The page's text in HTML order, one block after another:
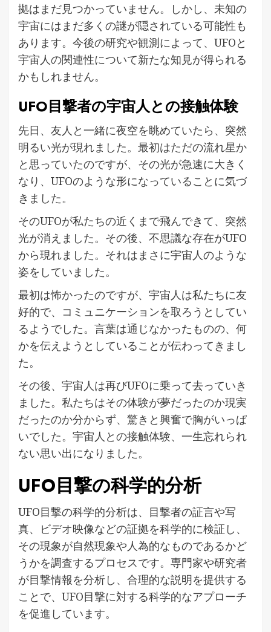
拠はまだ見つかっていません。しかし、未知の
宇宙にはまだ多くの謎が隠されている可能性も
あります。今後の研究や観測によって、UFOと
宇宙人の関連性について新たな知見が得られる
かもしれません。
UFO目撃者の宇宙人との接触体験
先日、友人と一緒に夜空を眺めていたら、突然
明るい光が現れました。最初はただの流れ星か
と思っていたのですが、その光が急速に大きく
なり、UFOのような形になっていることに気づ
きました。
そのUFOが私たちの近くまで飛んできて、突然
光が消えました。その後、不思議な存在がUFO
から現れました。それはまさに宇宙人のような
姿をしていました。
最初は怖かったのですが、宇宙人は私たちに友
好的で、コミュニケーションを取ろうとしてい
るようでした。言葉は通じなかったものの、何
かを伝えようとしていることが伝わってきまし
た。
その後、宇宙人は再びUFOに乗って去っていき
ました。私たちはその体験が夢だったのか現実
だったのか分からず、驚きと興奮で胸がいっぱ
いでした。宇宙人との接触体験、一生忘れられ
ない思い出になりました。
UFO目撃の科学的分析
UFO目撃の科学的分析は、目撃者の証言や写
真、ビデオ映像などの証拠を科学的に検証し、
その現象が自然現象や人為的なものであるかど
うかを調査するプロセスです。専門家や研究者
が目撃情報を分析し、合理的な説明を提供する
ことで、UFO目撃に対する科学的なアプローチ
を促進しています。